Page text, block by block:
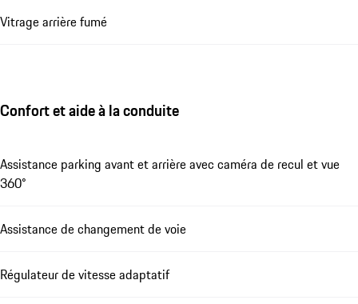
Vitrage arrière fumé
Confort et aide à la conduite
Assistance parking avant et arrière avec caméra de recul et vue
360°
Assistance de changement de voie
Régulateur de vitesse adaptatif